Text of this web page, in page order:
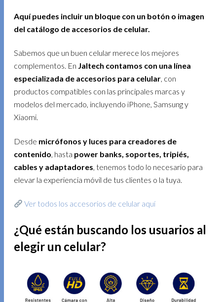
Aquí puedes incluir un bloque con un botón o imagen
del catálogo de accesorios de celular.
Sabemos que un buen celular merece los mejores
complementos. En Jaltech contamos con una línea
especializada de accesorios para celular, con
productos compatibles con las principales marcas y
modelos del mercado, incluyendo iPhone, Samsung y
Xiaomi.
Desde micrófonos y luces para creadores de
contenido , hasta power banks, soportes, tripiés,
cables y adaptadores , tenemos todo lo necesario para
elevar la experiencia móvil de tus clientes o la tuya.
Ver todos los accesorios de celular aquí
¿Qué están buscando los usuarios al
elegir un celular?